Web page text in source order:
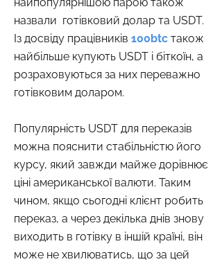
назвали готівковий долар та USDT.
Із досвіду працівників 100btc також
найбільше купують USDT і біткоїн, а
розраховуються за них переважно
готівковим доларом.
Популярність USDT для переказів
можна пояснити стабільністю його
курсу, який завжди майже дорівнює
ціні американської валюти. Таким
чином, якщо сьогодні клієнт робить
переказ, а через декілька днів знову
виходить в готівку в іншій країні, він
може не хвилюватись, що за цей